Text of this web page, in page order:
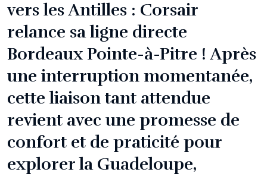
vers les Antilles : Corsair
relance sa ligne directe
Bordeaux Pointe-à-Pitre ! Après
une interruption momentanée,
cette liaison tant attendue
revient avec une promesse de
confort et de praticité pour
explorer la Guadeloupe,